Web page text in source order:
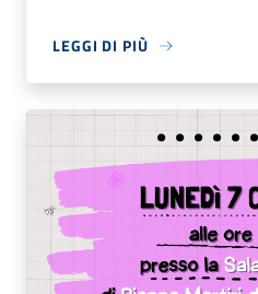
LEGGI DI PIÙ